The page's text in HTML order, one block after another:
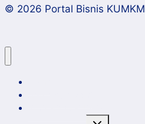
Tahun
© 2026 Portal Bisnis KUMKM
Toggle